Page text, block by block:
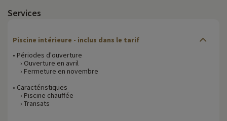
Services
Piscine intérieure - inclus dans le tarif
• Périodes d'ouverture
› Ouverture en avril
› Fermeture en novembre
• Caractéristiques
› Piscine chauffée
› Transats